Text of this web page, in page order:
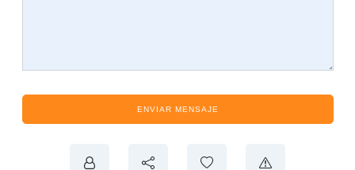
ENVIAR MENSAJE